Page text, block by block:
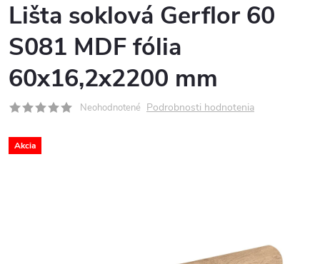
Lišta soklová Gerflor 60
S081 MDF fólia
60x16,2x2200 mm
Neohodnotené Podrobnosti hodnotenia
Akcia